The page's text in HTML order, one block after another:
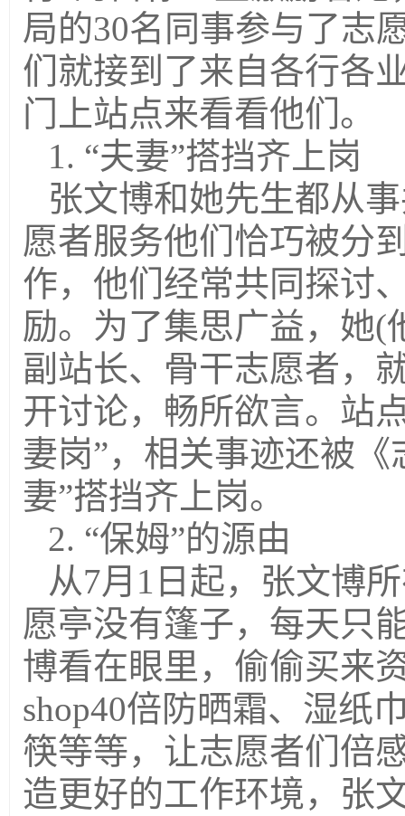
局的30名同事参与了志
们就接到了来自各行各
门上站点来看看他们。
1. “夫妻”搭挡齐上岗
张文博和她先生都从
愿者服务他们恰巧被分
作，他们经常共同探讨
励。为了集思广益，她(
副站长、骨干志愿者，
开讨论，畅所欲言。站
妻岗”，相关事迹还被
妻”搭挡齐上岗。
2. “保姆”的源由
从7月1日起，张文博
愿亭没有篷子，每天只
博看在眼里，偷偷买来
shop40倍防晒霜、湿纸
筷等等，让志愿者们倍
造更好的工作环境，张